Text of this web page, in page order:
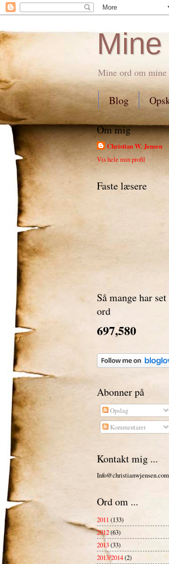
Mine ord om
Blog
Om mig
Christian W. Jensen
Vis hele min profil
Faste læsere
Så mange har
ord
697,580
Abonner på
Opslag
Kommentarer
Kontakt mig ...
Info@christianwjensen.com
Ord om ...
2011 (133)
2012(63)
2013(33)
2013/2014(2)